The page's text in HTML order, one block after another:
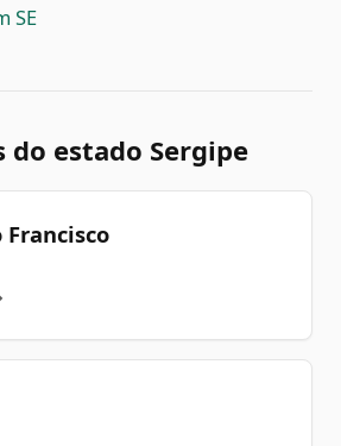
SE
do estado Sergipe
Francisco